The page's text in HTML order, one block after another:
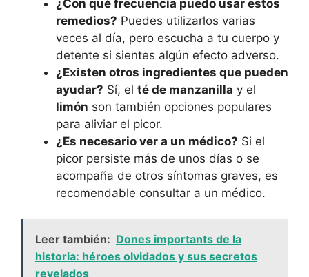
¿Con qué frecuencia puedo usar estos
remedios? Puedes utilizarlos varias
veces al día, pero escucha a tu cuerpo y
detente si sientes algún efecto adverso.
¿Existen otros ingredientes que pueden
ayudar? Sí, el té de manzanilla y el
limón son también opciones populares
para aliviar el picor.
¿Es necesario ver a un médico? Si el
picor persiste más de unos días o se
acompaña de otros síntomas graves, es
recomendable consultar a un médico.
Leer también: Dones importants de la
historia: héroes olvidados y sus secretos
revelados